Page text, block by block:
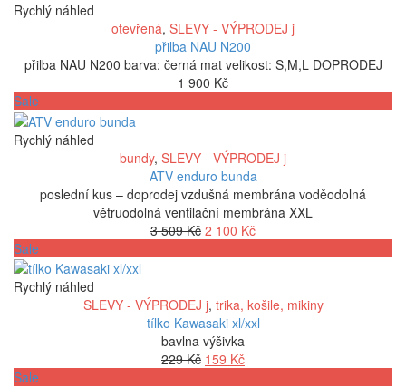
389 Kč.289 Kč.
Rychlý náhled
otevřená, SLEVY - VÝPRODEJ j
přilba NAU N200
přilba NAU N200 barva: černá mat velikost: S,M,L DOPRODEJ
1 900 Kč
Sale
Rychlý náhled
bundy, SLEVY - VÝPRODEJ j
ATV enduro bunda
poslední kus – doprodej vzdušná membrána voděodolná
větruodolná ventilační membrána XXL
3 509Kč Původní
509 Kč.
2 100 KčAktuální
100 Kč.
Sale
Rychlý náhled
SLEVY - VÝPRODEJ j, trika, košile, mikiny
tílko Kawasaki xl/xxl
bavlna výšivka
229Kč Původní
159 KčAktuální
Sale